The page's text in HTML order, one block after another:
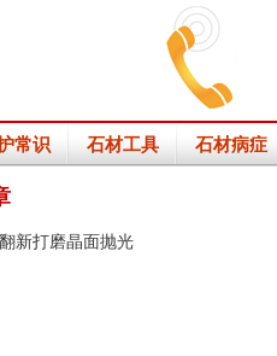
常识 石材工具 石材病症
新打磨晶面抛光